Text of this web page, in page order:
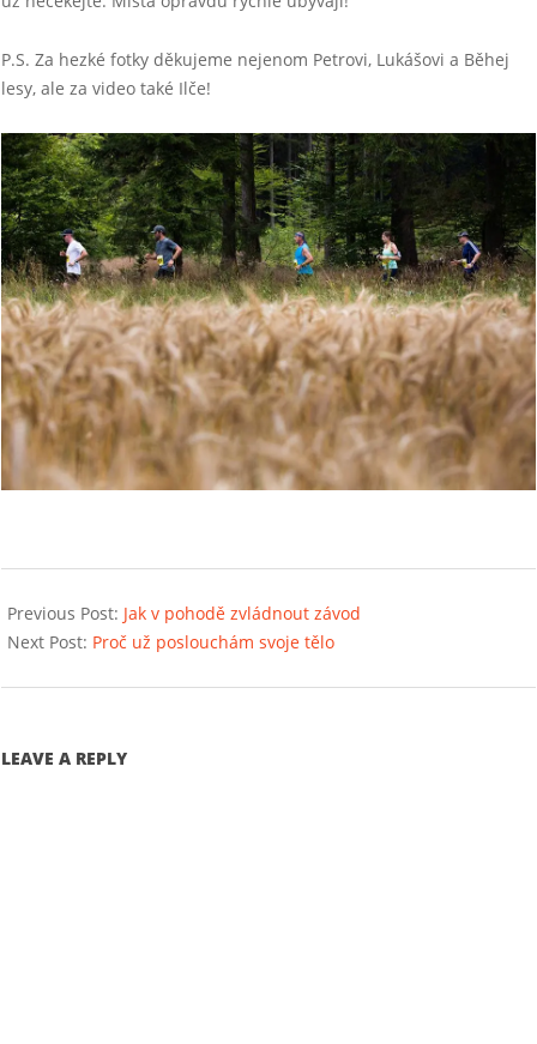
P.S. Za hezké fotky děkujeme nejenom Petrovi, Lukášovi a Běhej
lesy, ale za video také Ilče!
07-
24
Previous Post: Jak v pohodě zvládnout závod
Next Post: Proč už poslouchám svoje tělo
LEAVE A REPLY